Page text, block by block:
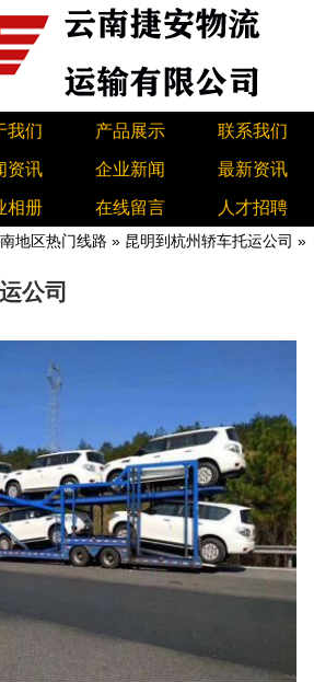
我们 产品展示 联系我们
资讯 企业新闻 最新资讯
相册 在线留言 人才招聘
地区热门线路 » 昆明到杭州轿车托运公司 »
公司